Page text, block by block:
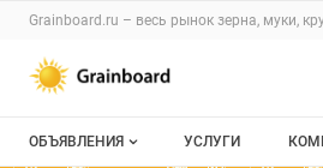
Раздел навигации по
Grainboard.ru – весь рынок зерна, муки,
Авторизация и меню
Навигация по разделам
ОБЪЯВЛЕНИЯ УСЛУГИ